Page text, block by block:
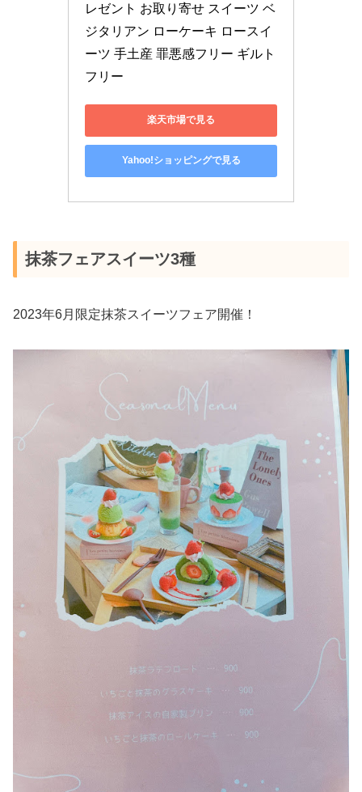
レゼント お取り寄せ スイーツ ベ
ジタリアン ローケーキ ロースイ
ーツ 手土産 罪悪感フリー ギルト
フリー
楽天市場で見る
Yahoo!ショッピングで見る
抹茶フェアスイーツ3種
2023年6月限定抹茶スイーツフェア開催！